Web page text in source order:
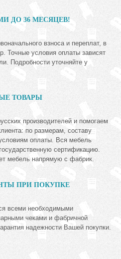
ДО 36 МЕСЯЦЕВ!
взноса и переплат, в
Точные условия оплаты зависят
Подробности уточняйте у
ТОВАРЫ
производителей и помогаем
по размерам, составу
оплаты. Вся мебель
сертификацию.
мебель напрямую с фабрик.
ПРИ ПОКУПКЕ
всеми необходимыми
чеками и фабричной
надежности Вашей покупки.